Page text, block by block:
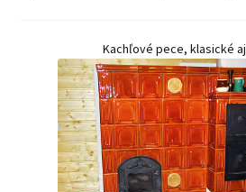
Kachľové pece, klasické